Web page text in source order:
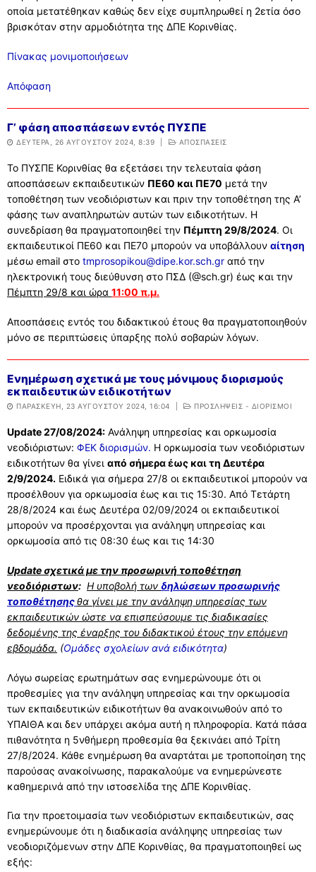
οποία μετατέθηκαν καθώς δεν είχε συμπληρωθεί η 2ετία όσο
βρισκόταν στην αρμοδιότητα της ΔΠΕ Κορινθίας.
Πίνακας μονιμοποιήσεων
Aπόφαση
Γ’ φάση αποσπάσεων εντός ΠΥΣΠΕ
ΔΕΥΤΈΡΑ, 26 ΑΥΓΟΎΣΤΟΥ 2024, 8:39 ΑΠΟΣΠΑΣΕΙΣ
Το ΠΥΣΠΕ Κορινθίας θα εξετάσει την τελευταία φάση
αποσπάσεων εκπαιδευτικών ΠΕ60 και ΠΕ70 μετά την
τοποθέτηση των νεοδιόριστων και πριν την τοποθέτηση της Α’
φάσης των αναπληρωτών αυτών των ειδικοτήτων. Η
συνεδρίαση θα πραγματοποιηθεί την Πέμπτη 29/8/2024. Οι
εκπαιδευτικοί ΠΕ60 και ΠΕ70 μπορούν να υποβάλλουν αίτηση
μέσω email στο tmprosopikou@dipe.kor.sch.gr από την
ηλεκτρονική τους διεύθυνση στο ΠΣΔ (@sch.gr) έως και την
Πέμπτη 29/8 και ώρα 11:00 π.μ.
Αποσπάσεις εντός του διδακτικού έτους θα πραγματοποιηθούν
μόνο σε περιπτώσεις ύπαρξης πολύ σοβαρών λόγων.
Ενημέρωση σχετικά με τους μόνιμους διορισμούς
εκπαιδευτικών ειδικοτήτων
ΠΑΡΑΣΚΕΥΉ, 23 ΑΥΓΟΎΣΤΟΥ 2024, 16:04 ΠΡΟΣΛΗΨΕΙΣ - ΔΙΟΡΙΣΜΟΙ
Update 27/08/2024: Ανάληψη υπηρεσίας και ορκωμοσία
νεοδιόριστων: ΦΕΚ διορισμών. Η ορκωμοσία των νεοδιόριστων
ειδικοτήτων θα γίνει από σήμερα έως και τη Δευτέρα
2/9/2024. Ειδικά για σήμερα 27/8 οι εκπαιδευτικοί μπορούν να
προσέλθουν για ορκωμοσία έως και τις 15:30. Από Τετάρτη
28/8/2024 και έως Δευτέρα 02/09/2024 οι εκπαιδευτικοί
μπορούν να προσέρχονται για ανάληψη υπηρεσίας και
ορκωμοσία από τις 08:30 έως και τις 14:30
Update σχετικά με την προσωρινή τοποθέτηση
νεοδιόριστων: Η υποβολή των δηλώσεων προσωρινής
τοποθέτησηςθα γίνει με την ανάληψη υπηρεσίας των
εκπαιδευτικών ώστε να επισπεύσουμε τις διαδικασίες
δεδομένης της έναρξης του διδακτικού έτους την επόμενη
εβδομάδα. (Ομάδες σχολείων ανά ειδικότητα)
Λόγω σωρείας ερωτημάτων σας ενημερώνουμε ότι οι
προθεσμίες για την ανάληψη υπηρεσίας και την ορκωμοσία
των εκπαιδευτικών ειδικοτήτων θα ανακοινωθούν από το
ΥΠΑΙΘΑ και δεν υπάρχει ακόμα αυτή η πληροφορία. Κατά πάσα
πιθανότητα η 5νθήμερη προθεσμία θα ξεκινάει από Τρίτη
27/8/2024. Κάθε ενημέρωση θα αναρτάται με τροποποίηση της
παρούσας ανακοίνωσης, παρακαλούμε να ενημερώνεστε
καθημερινά από την ιστοσελίδα της ΔΠΕ Κορινθίας.
Για την προετοιμασία των νεοδιόριστων εκπαιδευτικών, σας
ενημερώνουμε ότι η διαδικασία ανάληψης υπηρεσίας των
νεοδιοριζόμενων στην ΔΠΕ Κορινθίας, θα πραγματοποιηθεί ως
εξής: